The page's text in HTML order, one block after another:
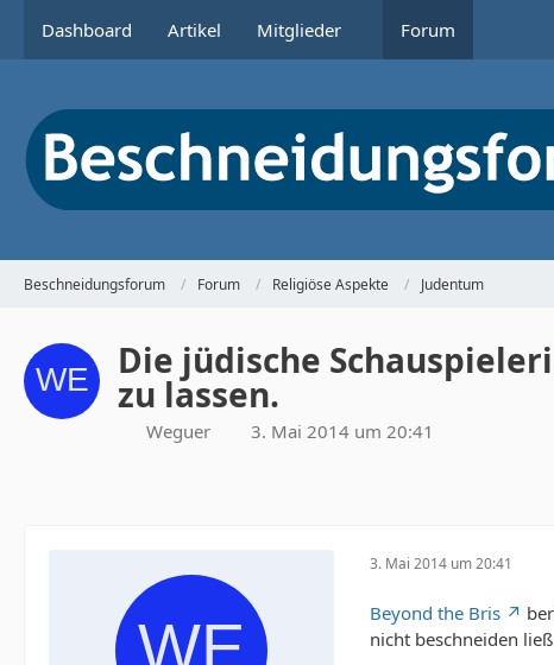
Dashboard Artikel Mitglieder Forum
Beschneidungsforum Forum Religiöse Aspekte Judentum
Die jüdische
zu lassen.
Weguer 3. Mai 2014 um 20:41
3. Mai 2014 um 20:41
Beyond the Bris
nicht beschneiden